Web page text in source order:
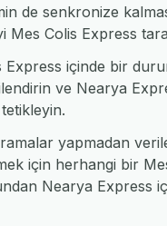
de senkronize
Mes Colis Express
içinde bir
ve Nearya
yapmadan
için herhangi bir
Nearya Express